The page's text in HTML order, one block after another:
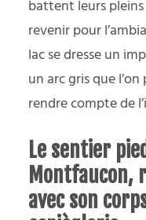
battent leurs
revenir pour
lac se dresse un
un arc gris que
rendre compte de
Le sentier
Montfaucon,
avec son